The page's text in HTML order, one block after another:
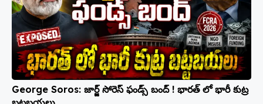
George Soros: జార్జ్ సోరెస్ ఫండ్స్ బంద్ ! భారత్ లో భారీ కుట్ర